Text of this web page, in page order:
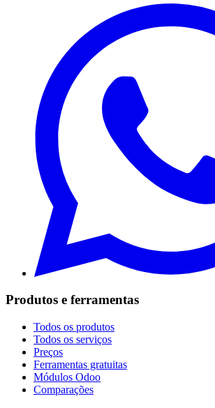
Produtos e ferramentas
Todos os produtos
Todos os serviços
Preços
Ferramentas gratuitas
Módulos Odoo
Comparações